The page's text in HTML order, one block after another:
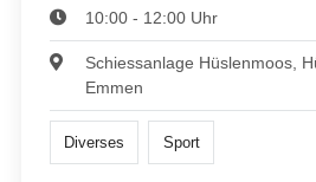
10:00 - 12:00 Uhr
Schiessanlage Hüslenmoos,
Emmen
Diverses Sport